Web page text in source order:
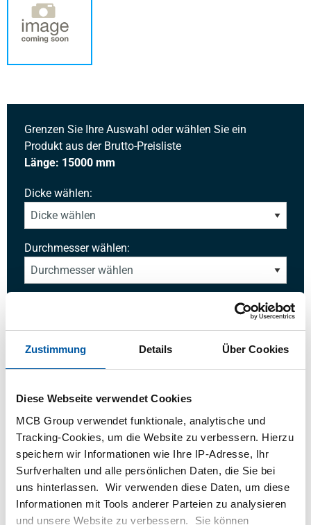
Zustimmung Details Über Cookies
Diese Webseite verwendet Cookies
MCB Group verwendet funktionale, analytische und
Tracking-Cookies, um die Website zu verbessern. Hierzu
speichern wir Informationen wie Ihre IP-Adresse, Ihr
Surfverhalten und alle persönlichen Daten, die Sie bei
uns hinterlassen. Wir verwenden diese Daten, um diese
Informationen mit Tools anderer Parteien zu analysieren
und unsere Website zu verbessern. Sie können
Grenzen Sie Ihre Auswahl oder wählen Sie ein
Produkt aus der Brutto-Preisliste
Länge: 15000 mm
Dicke wählen:
Durchmesser wählen:
Anzahl: Einheit:
Anmelden
Bitte einloggen zum bestellen
Bestellen mit Ihren eigenen Artikelnummern